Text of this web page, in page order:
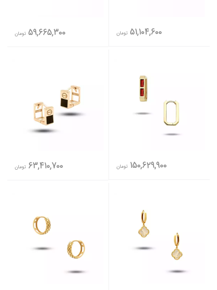
51,104,600 تومان 59,665,300 تومان
150,629,900 تومان 63,410,700 تومان